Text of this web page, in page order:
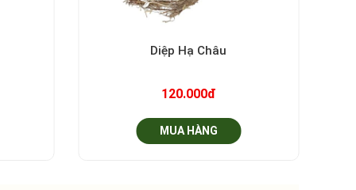
Diệp Hạ Châu
120.000đ
MUA HÀNG